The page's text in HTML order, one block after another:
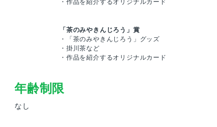
・作品を紹介するオリジナルカード
「茶のみやきんじろう」賞
・「茶のみやきんじろう」グッズ
・掛川茶など
・作品を紹介するオリジナルカード
年齢制限
なし